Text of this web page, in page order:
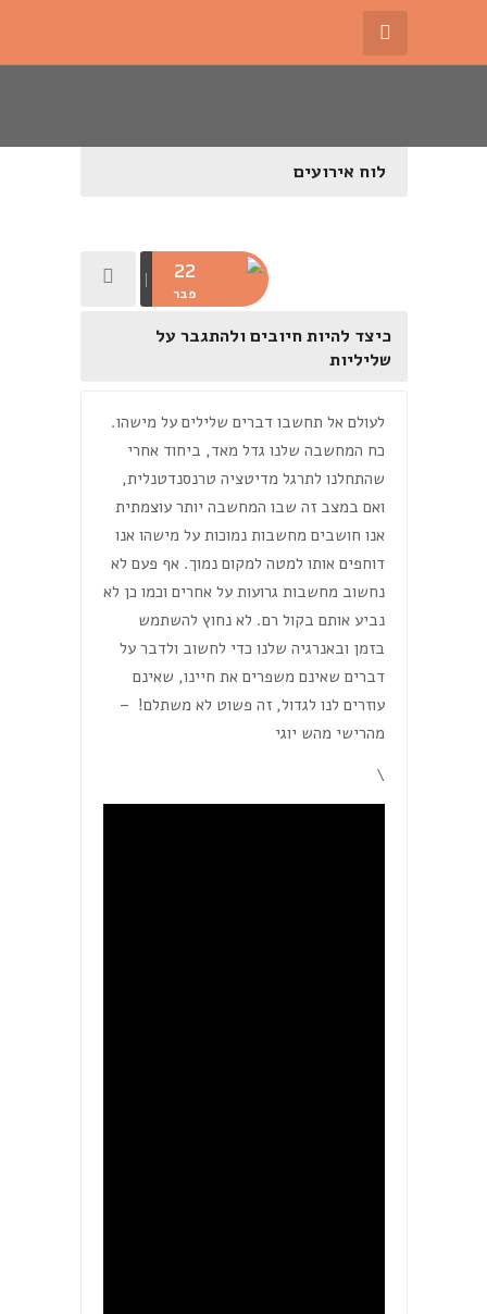
לוח אירועים
22
פבר
כיצד להיות חיובים ולהתגבר על
שליליות
לעולם אל תחשבו דברים שלילים על מישהו.
כח המחשבה שלנו גדל מאד, ביחוד אחרי
שהתחלנו לתרגל מדיטציה טרנסנדטנלית,
ואם במצב זה שבו המחשבה יותר עוצמתית
אנו חושבים מחשבות נמוכות על מישהו אנו
דוחפים אותו למטה למקום נמוך. אף פעם לא
נחשוב מחשבות גרועות על אחרים וכמו כן לא
נביע אותם בקול רם. לא נחוץ להשתמש
בזמן ובאנרגיה שלנו כדי לחשוב ולדבר על
דברים שאינם משפרים את חיינו, שאינם
עוזרים לנו לגדול, זה פשוט לא משתלם! –
מהרישי מהש יוגי
\